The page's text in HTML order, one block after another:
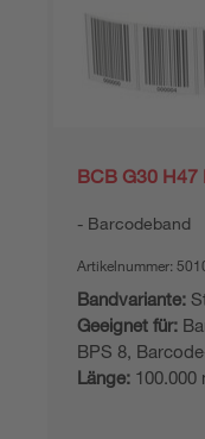
BCB G30 H47
Barcodeband
Artikelnummer:
Bandvariante:
Geeignet für:
BPS 8,
Länge: 100.000